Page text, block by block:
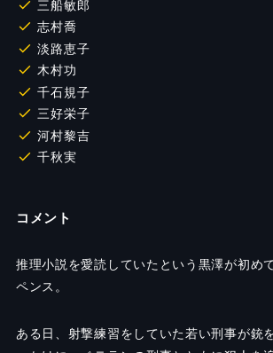
三船敏郎
志村喬
淡路恵子
木村功
千石規子
三好栄子
河村黎吉
千秋実
コメント
推理小説を愛読していたという黒澤が初め
ペンス。
ある日、射撃練習をしていた若い刑事が銃